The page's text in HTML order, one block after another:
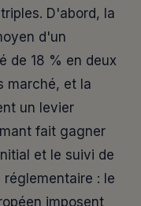
D'abord, la
d'un
de 18 % en deux
marché, et la
un levier
fait gagner
et le suivi de
: le
imposent